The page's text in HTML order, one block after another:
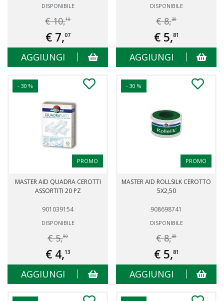
DISPONIBILE
€ 10,10
€ 7,07
AGGIUNGI
DISPONIBILE
€ 8,30
€ 5,81
AGGIUNGI
- 30 %
PROMO
MASTER AID QUADRA CEROTTI
ASSORTITI 20 PZ
901039154
DISPONIBILE
€ 5,90
€ 4,13
AGGIUNGI
- 30 %
PROMO
MASTER AID ROLLSILK CEROTTO
5X2,50
908698741
DISPONIBILE
€ 8,30
€ 5,81
AGGIUNGI